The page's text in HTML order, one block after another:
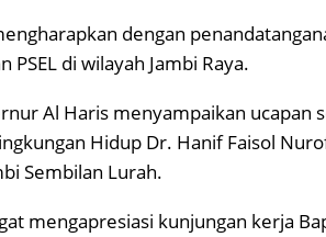
dengan
PSEL di wilayah Jambi Raya.
Al Haris menyampaikan ucapan
Hidup Dr. Hanif Faisol
Sembilan Lurah.
mengapresiasi kunjungan kerja